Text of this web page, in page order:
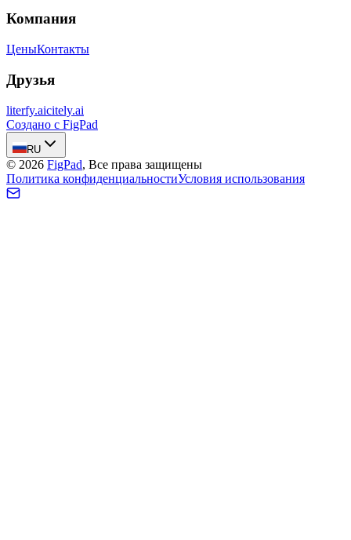
Компания
ЦеныКонтакты
Друзья
literfy.aicitely.ai
Создано с FigPad
RU
© 2026 FigPad, Все права защищены
Политика конфиденциальностиУсловия использования